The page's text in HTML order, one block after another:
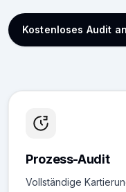
Kostenloses Audit
Prozess-Audit
Vollständige